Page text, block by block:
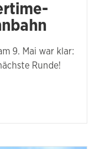
9. Mai war klar:
Runde!